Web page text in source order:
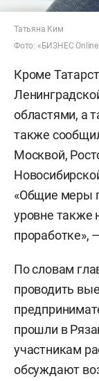
Татьяна Ким
Фото: «БИЗНЕС
Кроме
областями, а
также
Москвой,
«Общие меры
уровне также
проработке»,
По словам
проводить
прошли в
участникам
обсуждают